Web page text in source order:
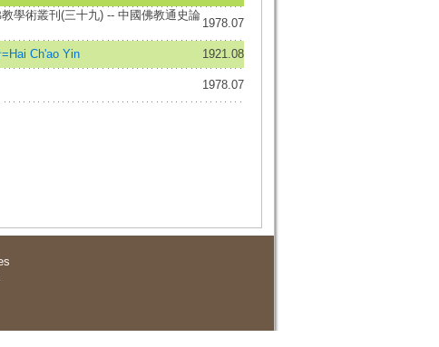
學術叢刊(三十九) -- 中國佛教通史論
1978.07
Ch'ao Yin
1921.08
1978.07